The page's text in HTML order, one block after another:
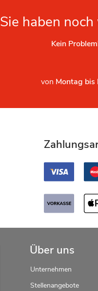
Sie haben
Kein
von Montag bis
Über uns
Unternehmen
Stellenangebote